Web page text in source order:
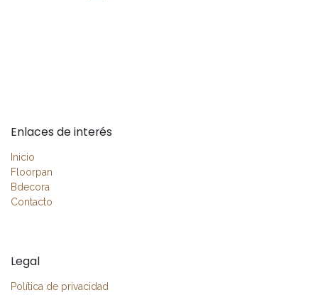
Enlaces de interés
Inicio
Floorpan
Bdecora
Contacto
Legal
Política de privacidad